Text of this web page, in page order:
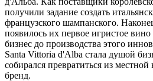
получили задание создать
французского шампанского.
появилось их первое игристое
бизнес до производства этого
Santa Vittoria d'Alba стала душой
собирался превратиться из
бренд.